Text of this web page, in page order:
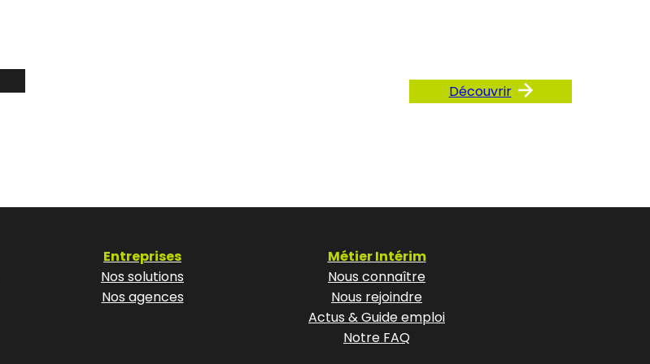
Découvrir
Entreprises
Nos solutions
Nos agences
Métier Intérim
Nous connaître
Nous rejoindre
Actus & Guide emploi
Notre FAQ